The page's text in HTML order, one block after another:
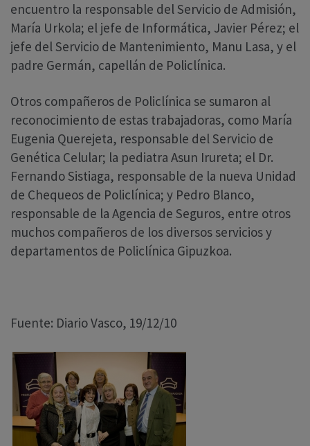
encuentro la responsable del Servicio de Admisión,
María Urkola; el jefe de Informática, Javier Pérez; el
jefe del Servicio de Mantenimiento, Manu Lasa, y el
padre Germán, capellán de Policlínica.
Otros compañeros de Policlínica se sumaron al
reconocimiento de estas trabajadoras, como María
Eugenia Querejeta, responsable del Servicio de
Genética Celular; la pediatra Asun Irureta; el Dr.
Fernando Sistiaga, responsable de la nueva Unidad
de Chequeos de Policlínica; y Pedro Blanco,
responsable de la Agencia de Seguros, entre otros
muchos compañeros de los diversos servicios y
departamentos de Policlínica Gipuzkoa.
Fuente: Diario Vasco, 19/12/10